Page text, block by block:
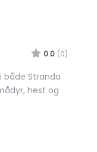
0.0 (0)
både Stranda
hest og